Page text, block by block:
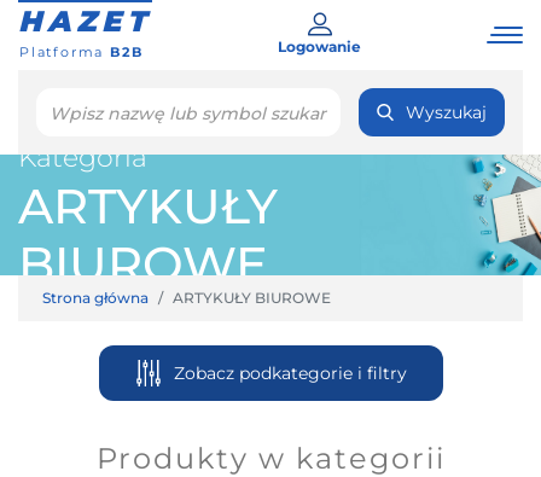
HAZET
Platforma B2B Logowanie
Wyszukaj
Kategoria
ARTYKUŁY
BIUROWE
Strona główna ARTYKUŁY BIUROWE
Zobacz podkategorie i filtry
Produkty w kategorii